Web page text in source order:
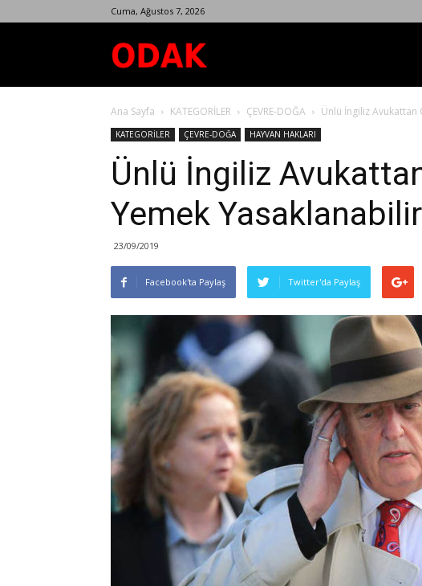
Cuma, Ağustos 7, 2026
Dergisi
Ana Sayfa KATEGORİLER ÇEVRE-DOĞA Ünlü İngiliz Avukattan
KATEGORİLER ÇEVRE-DOĞA HAYVAN HAKLARI
Ünlü İngiliz
Yemek
23/09/2019
Facebook'ta Paylaş Twitter'da Paylaş